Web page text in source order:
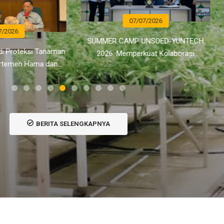
07/07/2026
CAMP UNSOED-YUNTECH
Memperkuat Kolaborasi
Menuju Pendidikan Tinggi
Berdaya Saing Global
07/07/2026
Mahasiswa Sosial Ekonomi
UNSOED Ikuti Pelatihan
Sertifikasi Kompetensi BNSP
Marketing
BERITA SELENGKAPNYA